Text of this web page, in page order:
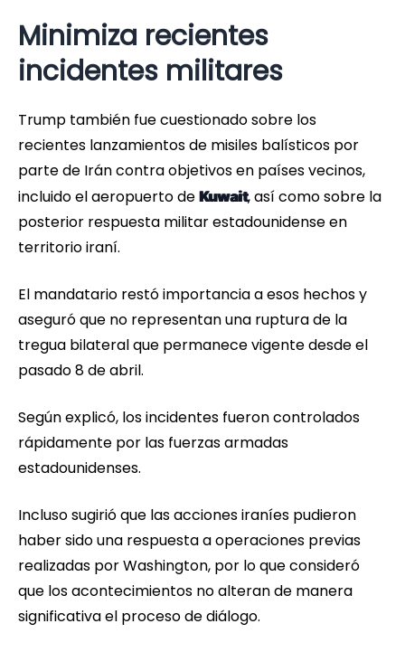
Minimiza recientes
incidentes militares
Trump también fue cuestionado sobre los
recientes lanzamientos de misiles balísticos por
parte de Irán contra objetivos en países vecinos,
incluido el aeropuerto de Kuwait, así como sobre la
posterior respuesta militar estadounidense en
territorio iraní.
El mandatario restó importancia a esos hechos y
aseguró que no representan una ruptura de la
tregua bilateral que permanece vigente desde el
pasado 8 de abril.
Según explicó, los incidentes fueron controlados
rápidamente por las fuerzas armadas
estadounidenses.
Incluso sugirió que las acciones iraníes pudieron
haber sido una respuesta a operaciones previas
realizadas por Washington, por lo que consideró
que los acontecimientos no alteran de manera
significativa el proceso de diálogo.